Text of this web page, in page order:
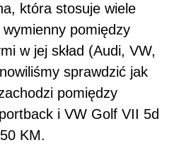
która stosuje wiele
pomiędzy
w jej skład (Audi, VW,
sprawdzić jak
pomiędzy
i VW Golf VII 5d
KM.